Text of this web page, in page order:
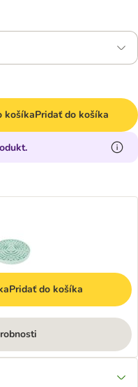
košíkaPridať do košíka
Pridať do košíka